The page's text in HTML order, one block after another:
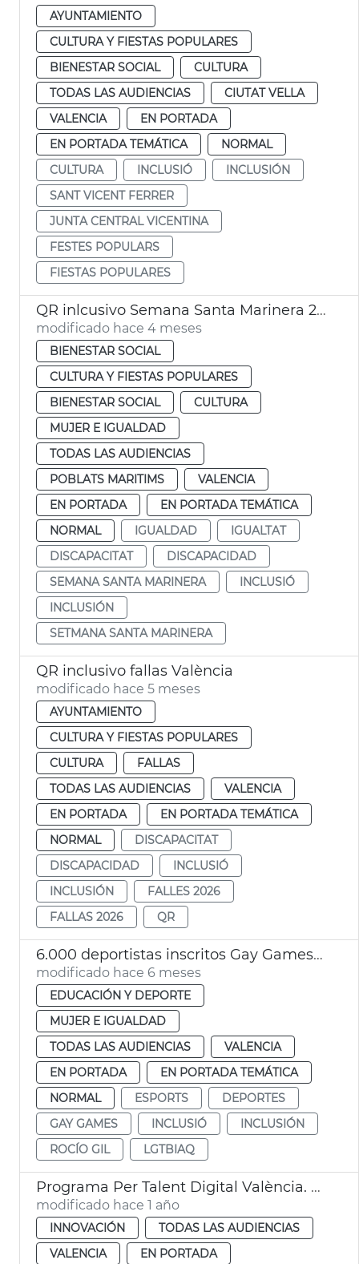
AYUNTAMIENTO
CULTURA Y FIESTAS POPULARES
BIENESTAR SOCIAL
CULTURA
TODAS LAS AUDIENCIAS
CIUTAT VELLA
VALENCIA
EN PORTADA
EN PORTADA TEMÁTICA
NORMAL
CULTURA
INCLUSIÓ
INCLUSIÓN
SANT VICENT FERRER
JUNTA CENTRAL VICENTINA
FESTES POPULARS
FIESTAS POPULARES
QR inlcusivo Semana Santa Marinera 2026
modificado hace 4 meses
BIENESTAR SOCIAL
CULTURA Y FIESTAS POPULARES
BIENESTAR SOCIAL
CULTURA
MUJER E IGUALDAD
TODAS LAS AUDIENCIAS
POBLATS MARITIMS
VALENCIA
EN PORTADA
EN PORTADA TEMÁTICA
NORMAL
IGUALDAD
IGUALTAT
DISCAPACITAT
DISCAPACIDAD
SEMANA SANTA MARINERA
INCLUSIÓ
INCLUSIÓN
SETMANA SANTA MARINERA
QR inclusivo fallas València
modificado hace 5 meses
AYUNTAMIENTO
CULTURA Y FIESTAS POPULARES
CULTURA
FALLAS
TODAS LAS AUDIENCIAS
VALENCIA
EN PORTADA
EN PORTADA TEMÁTICA
NORMAL
DISCAPACITAT
DISCAPACIDAD
INCLUSIÓ
INCLUSIÓN
FALLES 2026
FALLAS 2026
QR
6.000 deportistas inscritos Gay Games 2026
modificado hace 6 meses
EDUCACIÓN Y DEPORTE
MUJER E IGUALDAD
TODAS LAS AUDIENCIAS
VALENCIA
EN PORTADA
EN PORTADA TEMÁTICA
NORMAL
ESPORTS
DEPORTES
GAY GAMES
INCLUSIÓ
INCLUSIÓN
ROCÍO GIL
LGTBIAQ
Programa Per Talent Digital València. Fundación ONCE
modificado hace 1 año
INNOVACIÓN
TODAS LAS AUDIENCIAS
VALENCIA
EN PORTADA